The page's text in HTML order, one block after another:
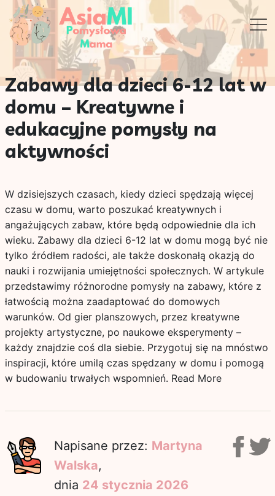
Zabawy dla dzieci 6-12 lat w
domu – Kreatywne i
edukacyjne pomysły na
aktywności
W dzisiejszych czasach, kiedy dzieci spędzają więcej
czasu w domu, warto poszukać kreatywnych i
angażujących zabaw, które będą odpowiednie dla ich
wieku. Zabawy dla dzieci 6-12 lat w domu mogą być nie
tylko źródłem radości, ale także doskonałą okazją do
nauki i rozwijania umiejętności społecznych. W artykule
przedstawimy różnorodne pomysły na zabawy, które z
łatwością można zaadaptować do domowych
warunków. Od gier planszowych, przez kreatywne
projekty artystyczne, po naukowe eksperymenty –
każdy znajdzie coś dla siebie. Przygotuj się na mnóstwo
inspiracji, które umilą czas spędzany w domu i pomogą
w budowaniu trwałych wspomnień. Read More
Napisane przez: Martyna
Walska,
dnia 24 stycznia 2026